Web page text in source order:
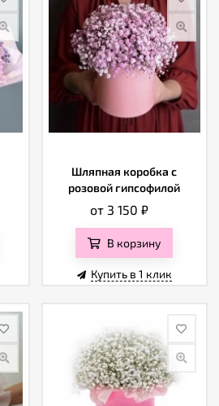
Шляпная коробка с
розовой гипсофилой
от 3 150₽
В корзину
Купить в 1 клик